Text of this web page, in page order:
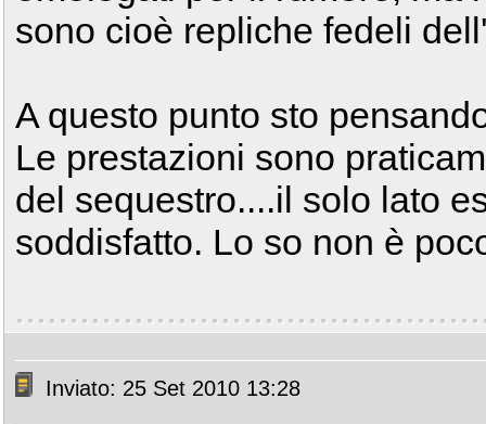
sono cioè repliche fedeli
A questo punto sto
Le prestazioni sono
del sequestro....il solo lato
soddisfatto. Lo so non è
Inviato: 25 Set 2010 13:28